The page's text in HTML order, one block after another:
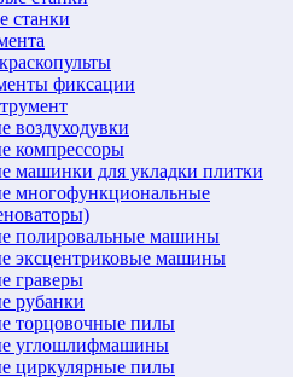
станки
фиксации
воздуходувки
компрессоры
машинки для укладки плитки
многофункциональные
полировальные машины
эксцентриковые машины
граверы
рубанки
торцовочные пилы
углошлифмашины
циркулярные пилы